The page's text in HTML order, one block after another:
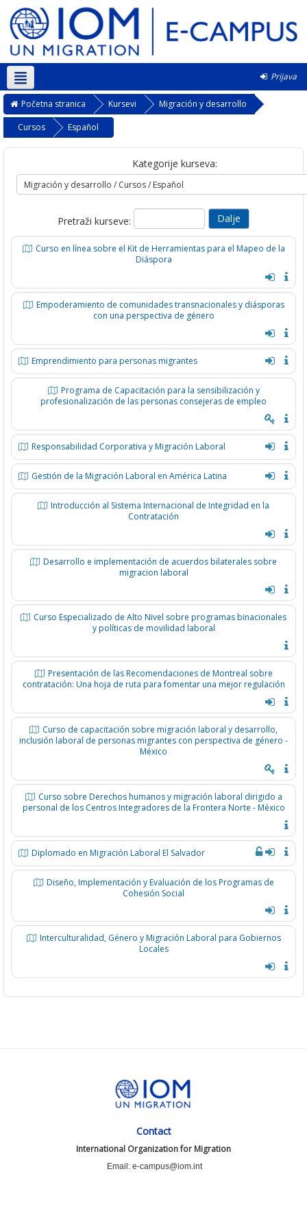
Prijava
Srpski ‎(sr_lt)‎
Početna stranica Kursevi
Migración y desarrollo
Cursos
Español
Kategorije kurseva:
Pretraži kurseve:
Curso en línea sobre el Kit de Herramientas para el Mapeo de la
Diáspora
Empoderamiento de comunidades transnacionales y diásporas
con una perspectiva de género
Emprendimiento para personas migrantes
Programa de Capacitación para la sensibilización y
profesionalización de las personas consejeras de empleo
Responsabilidad Corporativa y Migración Laboral
Gestión de la Migración Laboral en América Latina
Introducción al Sistema Internacional de Integridad en la
Contratación
Desarrollo e implementación de acuerdos bilaterales sobre
migracion laboral
Curso Especializado de Alto Nivel sobre programas binacionales
y políticas de movilidad laboral
Presentación de las Recomendaciones de Montreal sobre
contratación: Una hoja de ruta para fomentar una mejor regulación
Curso de capacitación sobre migración laboral y desarrollo,
inclusión laboral de personas migrantes con perspectiva de género -
México
Curso sobre Derechos humanos y migración laboral dirigido a
personal de los Centros Integradores de la Frontera Norte - México
Diplomado en Migración Laboral El Salvador
Diseño, Implementación y Evaluación de los Programas de
Cohesión Social
Interculturalidad, Género y Migración Laboral para Gobiernos
Locales
Contact
International Organization for Migration
Email: e-campus@iom.int